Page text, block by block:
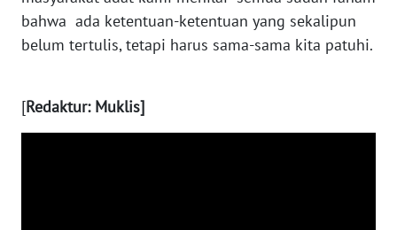
bahwa ada ketentuan-ketentuan yang sekalipun
belum tertulis, tetapi harus sama-sama kita patuhi.
[Redaktur: Muklis]
DAIRI
TOBA